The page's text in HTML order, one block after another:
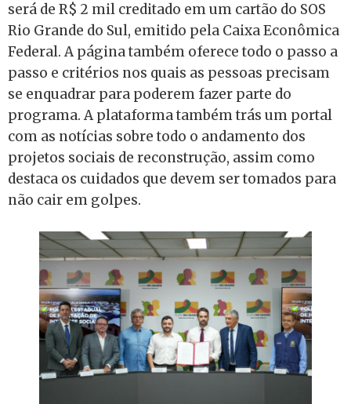
será de R$ 2 mil creditado em um cartão do SOS
Rio Grande do Sul, emitido pela Caixa Econômica
Federal. A página também oferece todo o passo a
passo e critérios nos quais as pessoas precisam
se enquadrar para poderem fazer parte do
programa. A plataforma também trás um portal
com as notícias sobre todo o andamento dos
projetos sociais de reconstrução, assim como
destaca os cuidados que devem ser tomados para
não cair em golpes.